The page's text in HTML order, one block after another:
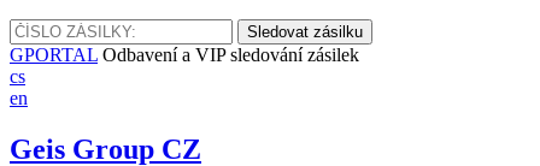
GPORTAL Odbavení a VIP sledování zásilek
cs
en
Geis Group CZ